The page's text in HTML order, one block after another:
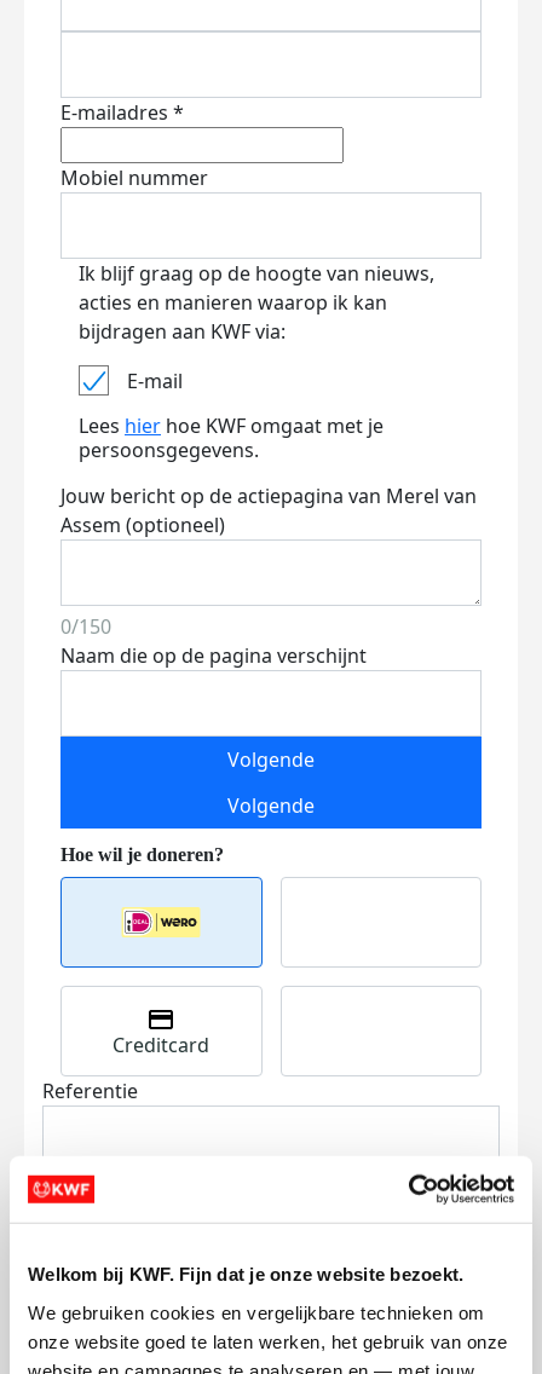
Welkom bij KWF. Fijn dat je onze website bezoekt.
We gebruiken cookies en vergelijkbare technieken om
onze website goed te laten werken, het gebruik van onze
E-mailadres *
Mobiel nummer
Ik blijf graag op de hoogte van nieuws,
acties en manieren waarop ik kan
bijdragen aan KWF via:
E-mail
Lees hier hoe KWF omgaat met je
persoonsgegevens.
Jouw bericht op de actiepagina van Merel van
Assem (optioneel)
0/150
Naam die op de pagina verschijnt
Volgende
Volgende
Creditcard
Referentie
Ik wil bijdragen aan de transactiekosten
en betaal €0.75 extra.